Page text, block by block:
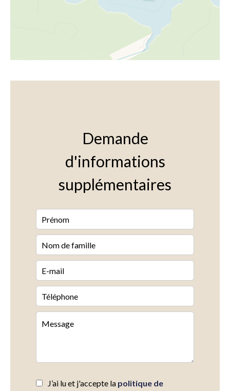
Demande
d'informations
supplémentaires
J’ai lu et j'accepte la politique de